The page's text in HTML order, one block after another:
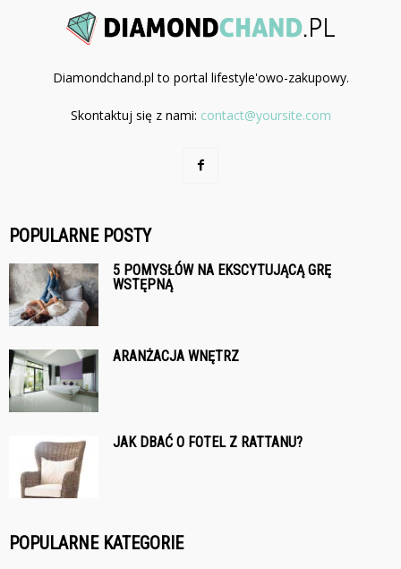
Diamondchand.pl to portal lifestyle'owo-zakupowy.
Skontaktuj się z nami: contact@yoursite.com
POPULARNE POSTY
5 POMYSŁÓW NA EKSCYTUJĄCĄ GRĘ
WSTĘPNĄ
ARANŻACJA WNĘTRZ
JAK DBAĆ O FOTEL Z RATTANU?
POPULARNE KATEGORIE